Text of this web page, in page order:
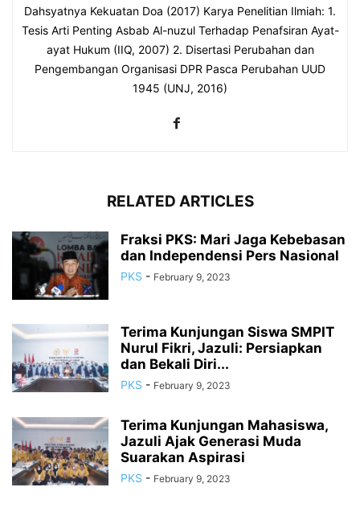
Dahsyatnya Kekuatan Doa (2017) Karya Penelitian Ilmiah: 1.
Tesis Arti Penting Asbab Al-nuzul Terhadap Penafsiran Ayat-
ayat Hukum (IIQ, 2007) 2. Disertasi Perubahan dan
Pengembangan Organisasi DPR Pasca Perubahan UUD
1945 (UNJ, 2016)
RELATED ARTICLES
Fraksi PKS: Mari Jaga Kebebasan
dan Independensi Pers Nasional
PKS - February 9, 2023
Terima Kunjungan Siswa SMPIT
Nurul Fikri, Jazuli: Persiapkan
dan Bekali Diri...
PKS - February 9, 2023
Terima Kunjungan Mahasiswa,
Jazuli Ajak Generasi Muda
Suarakan Aspirasi
PKS - February 9, 2023